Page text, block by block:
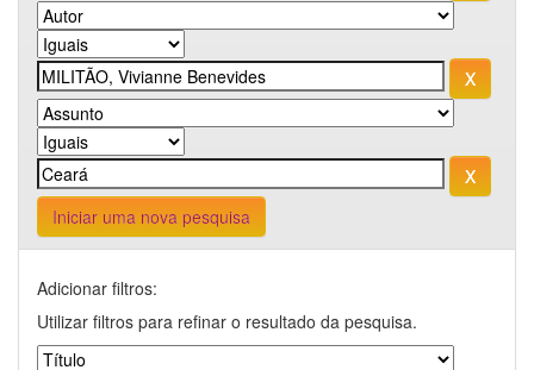
Iniciar uma nova pesquisa
Adicionar filtros:
Utilizar filtros para refinar o resultado da pesquisa.